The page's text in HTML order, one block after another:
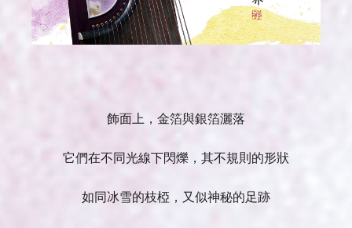
飾面上，金箔與銀箔灑落
它們在不同光線下閃爍，其不規則的形狀
如同冰雪的枝椏，又似神秘的足跡